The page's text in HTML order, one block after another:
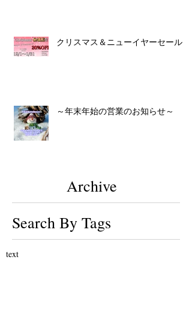
クリスマス＆ニューイヤーセール！
～年末年始の営業のお知らせ～
Archive
Search By Tags
text